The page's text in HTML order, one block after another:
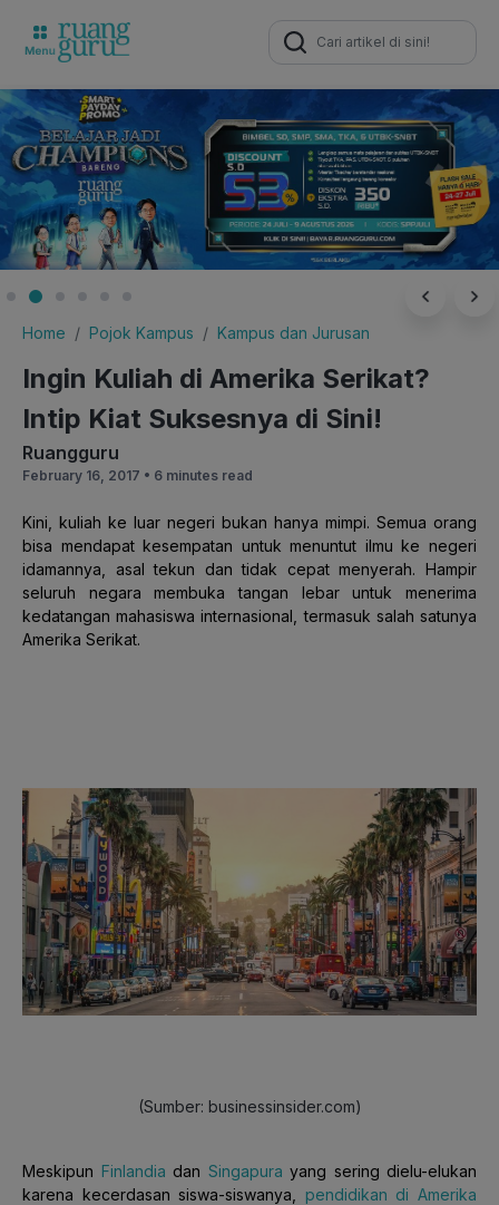
Search
for:
Home Pojok Kampus Kampus dan Jurusan
Ingin Kuliah di Amerika Serikat?
Intip Kiat Suksesnya di Sini!
Ruangguru
February 16, 2017 • 6 minutes read
Kini, kuliah ke luar negeri bukan hanya mimpi. Semua orang
bisa mendapat kesempatan untuk menuntut ilmu ke negeri
idamannya, asal tekun dan tidak cepat menyerah. Hampir
seluruh negara membuka tangan lebar untuk menerima
kedatangan mahasiswa internasional, termasuk salah satunya
Amerika Serikat.
(Sumber: businessinsider.com)
Meskipun Finlandia dan Singapura yang sering dielu-elukan
karena kecerdasan siswa-siswanya, pendidikan di Amerika